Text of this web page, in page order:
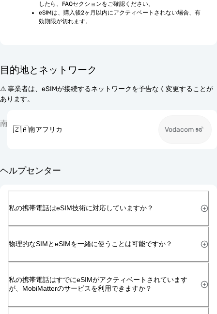
したら、FAQセクションをご確認ください。
eSIMは、購入後2ヶ月以内にアクティベートされない場合、有
効期限が切れます。
目的地とネットワーク
⚠️ 事業者は、eSIMが接続するネットワークを予告なく変更することが
あります。
南
🇿🇦南アフリカ Vodacom
ヘルプセンター
私の携帯電話はeSIM技術に対応していますか？
物理的なSIMとeSIMを一緒に使うことは可能ですか？
私の携帯電話はすでにeSIMがアクティベートされています
が、MobiMatterのサービスを利用できますか？